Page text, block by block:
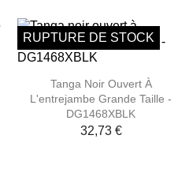
Tanga Noir Ouvert À
L'entrejambe Grande Taille -
DG1468XBLK
32,73 €
RUPTURE DE STOCK